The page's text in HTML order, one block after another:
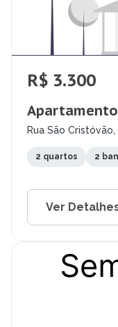
R$ 3.300
Rua São
2 quartos 2
Ver